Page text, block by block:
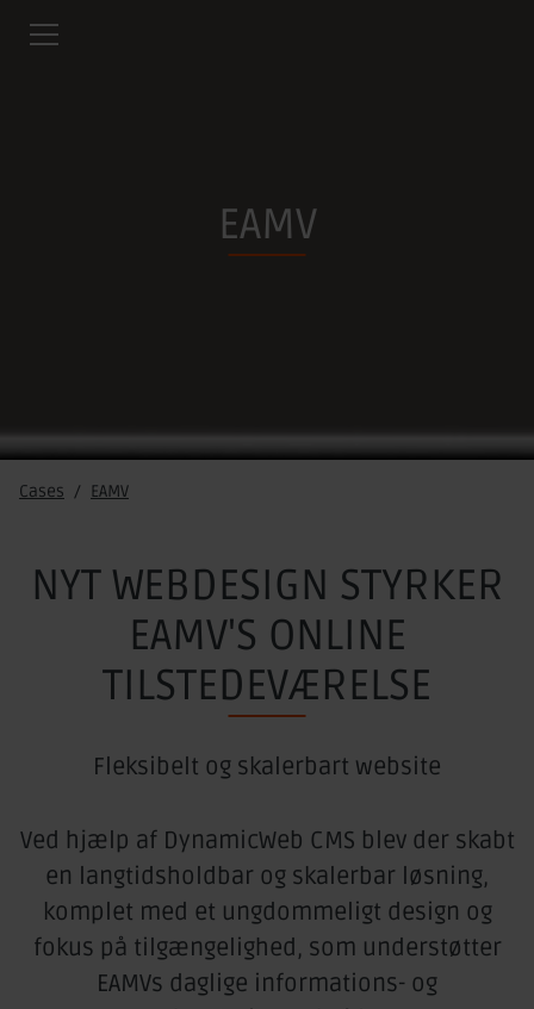
EAMV
Cases EAMV
NYT WEBDESIGN STYRKER
EAMV'S ONLINE
TILSTEDEVÆRELSE
Fleksibelt og skalerbart website
Ved hjælp af DynamicWeb CMS blev der skabt
en langtidsholdbar og skalerbar løsning,
komplet med et ungdommeligt design og
fokus på tilgængelighed, som understøtter
EAMVs daglige informations- og